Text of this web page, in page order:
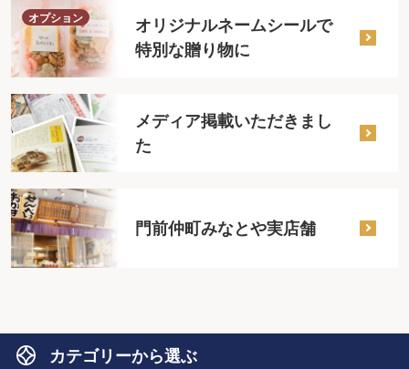
オプション
オリジナルネームシールで
特別な贈り物に
メディア掲載いただきまし
た
門前仲町みなとや実店舗
カテゴリーから選ぶ